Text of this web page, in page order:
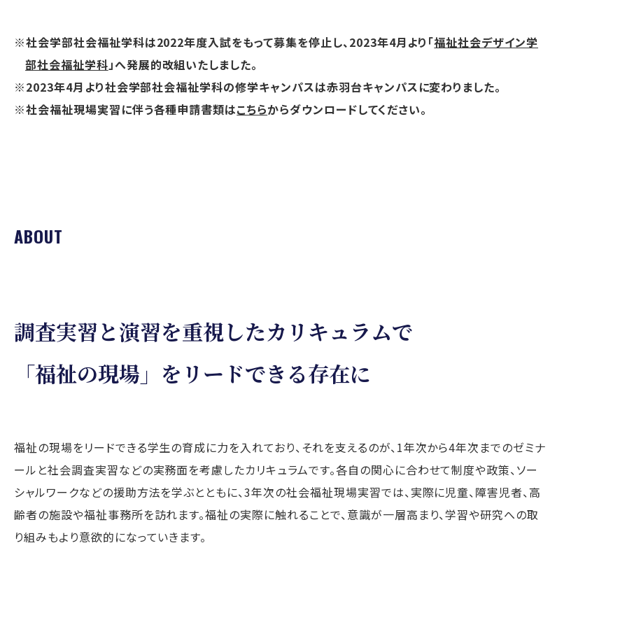
※社会学部社会福祉学科は2022年度入試をもって募集を停止し、2023年4月より「福祉社会デザイン学
部社会福祉学科 」へ発展的改組いたしました。
※2023年4月より社会学部社会福祉学科の修学キャンパスは赤羽台キャンパスに変わりました。
※社会福祉現場実習に伴う各種申請書類はこちらからダウンロードしてください。
ABOUT
調査実習と演習を重視したカリキュラムで
「福祉の現場」をリードできる存在に
福祉の現場をリードできる学生の育成に力を入れており、それを支えるのが、1年次から4年次までのゼミナ
ールと社会調査実習などの実務面を考慮したカリキュラムです。各自の関心に合わせて制度や政策、ソー
シャルワークなどの援助方法を学ぶとともに、3年次の社会福祉現場実習では、実際に児童、障害児者、高
齢者の施設や福祉事務所を訪れます。福祉の実際に触れることで、意識が一層高まり、学習や研究への取
り組みもより意欲的になっていきます。